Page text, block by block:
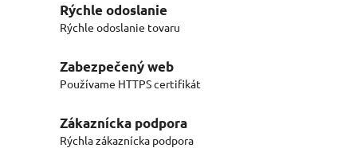
Rýchle odoslanie
Rýchle odoslanie tovaru
Zabezpečený web
Používame HTTPS certifikát
Zákaznícka podpora
Rýchla zákaznícka podpora